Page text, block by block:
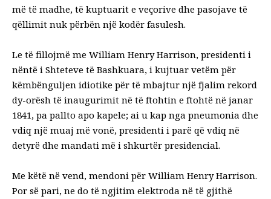
më të madhe, të kuptuarit e veçorive dhe pasojave të
qëllimit nuk përbën një kodër fasulesh.
Le të fillojmë me William Henry Harrison, presidenti i
nëntë i Shteteve të Bashkuara, i kujtuar vetëm për
këmbënguljen idiotike për të mbajtur një fjalim rekord
dy-orësh të inaugurimit në të ftohtin e ftohtë në janar
1841, pa pallto apo kapele; ai u kap nga pneumonia dhe
vdiq një muaj më vonë, presidenti i parë që vdiq në
detyrë dhe mandati më i shkurtër presidencial.
Me këtë në vend, mendoni për William Henry Harrison.
Por së pari, ne do të ngjitim elektroda në të gjithë